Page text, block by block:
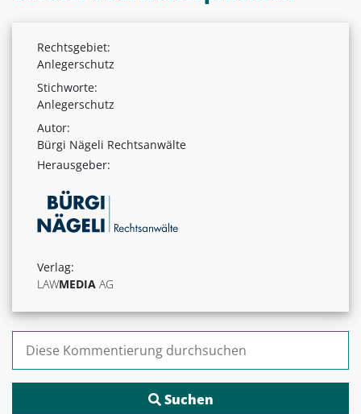
Rechtsgebiet:
Anlegerschutz
Stichworte:
Anlegerschutz
Autor:
Bürgi Nägeli Rechtsanwälte
Herausgeber:
Verlag:
LAWMEDIA AG
Suchen nach: